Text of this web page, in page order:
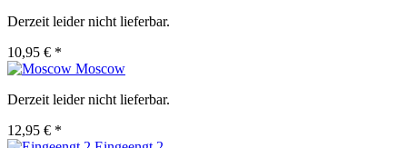
Derzeit leider nicht lieferbar.
10,95 € *
Moscow
Derzeit leider nicht lieferbar.
12,95 € *